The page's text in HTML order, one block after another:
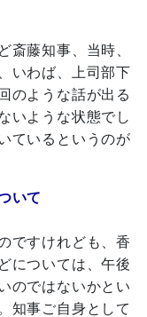
藤知事、当時、
いわば、上司部下
のような話が出る
いような状態でし
ているというのが
いて
ですけれども、香
については、午後
のではないかとい
知事ご自身として